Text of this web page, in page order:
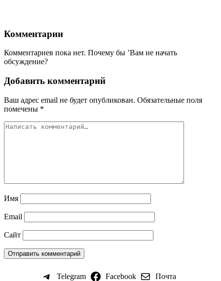
Комментарии
Комментариев пока нет. Почему бы ’Вам не начать
обсуждение?
Добавить комментарий
Ваш адрес email не будет опубликован. Обязательные поля
помечены *
Имя
Email
Сайт
Telegram Facebook Почта